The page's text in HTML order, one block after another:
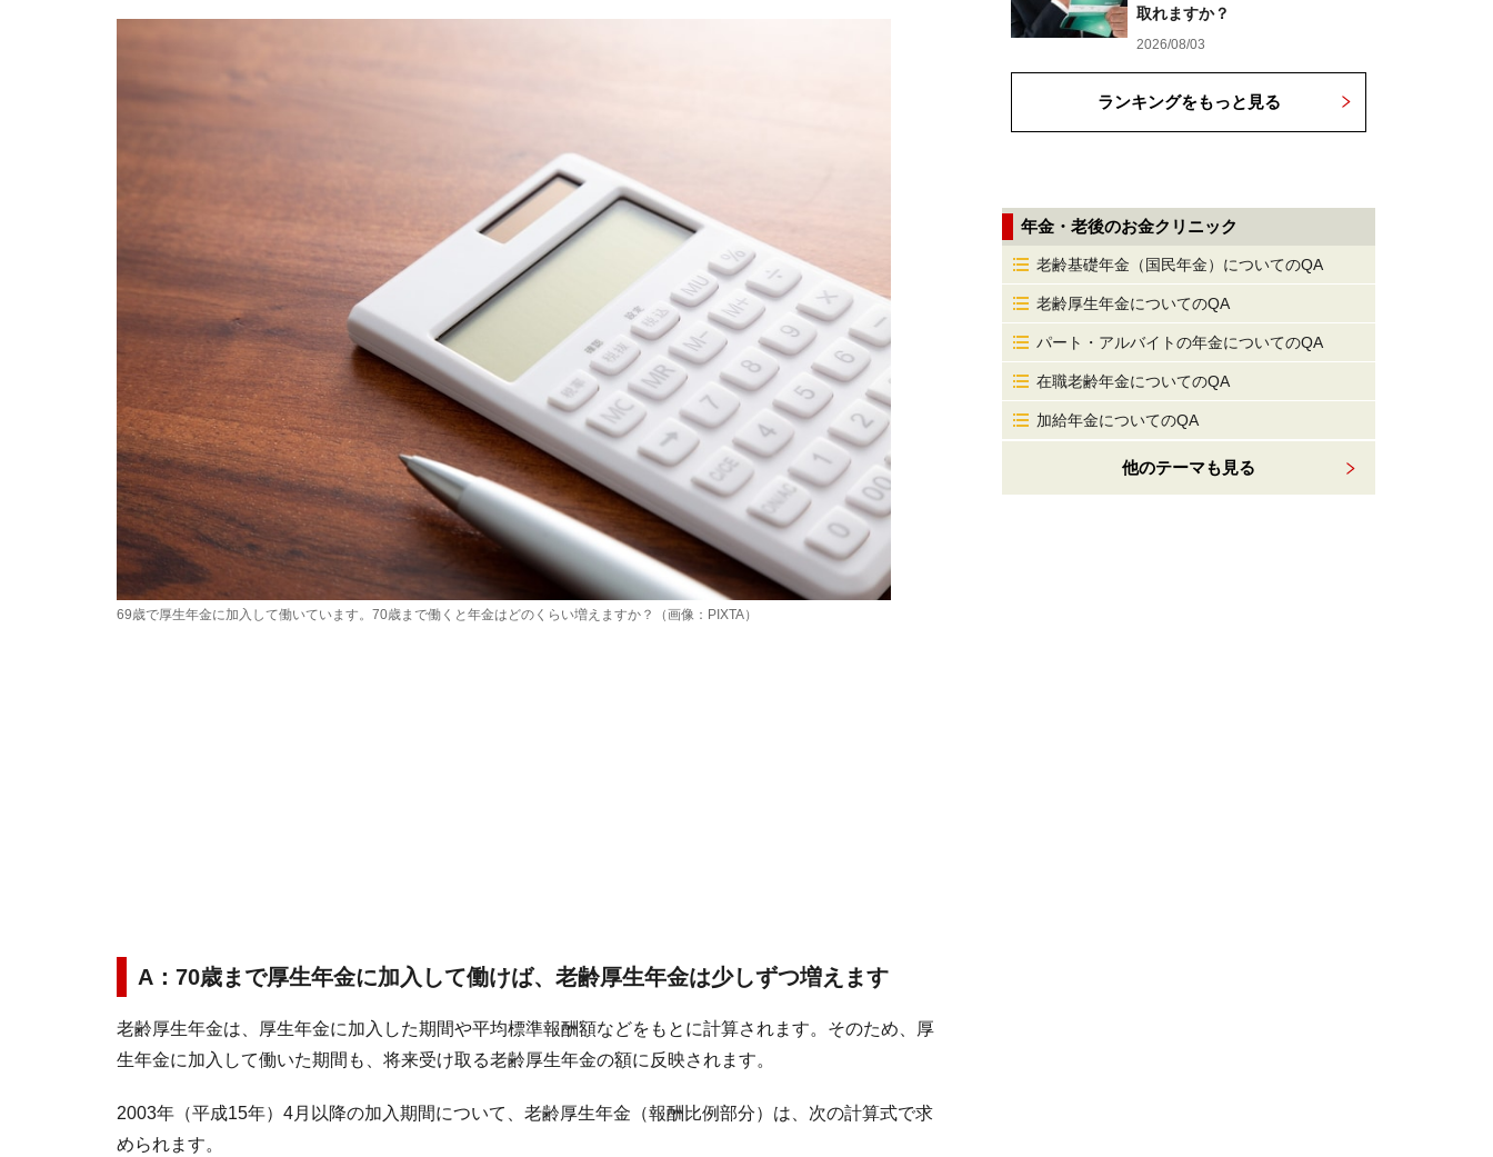
69歳で厚生年金に加入して働いています。70歳まで働くと年金はどのくらい増えますか？（画像：PIXTA）
A：70歳まで厚生年金に加入して働けば、老齢厚生年金は少しずつ増えます
老齢厚生年金は、厚生年金に加入した期間や平均標準報酬額などをもとに計算されます。そのため、厚
生年金に加入して働いた期間も、将来受け取る老齢厚生年金の額に反映されます。
2003年（平成15年）4月以降の加入期間について、老齢厚生年金（報酬比例部分）は、次の計算式で求
められます。
取れますか？
2026/08/03
ランキングをもっと見る
年金・老後のお金クリニック
老齢基礎年金（国民年金）についてのQA
老齢厚生年金についてのQA
パート・アルバイトの年金についてのQA
在職老齢年金についてのQA
加給年金についてのQA
他のテーマも見る